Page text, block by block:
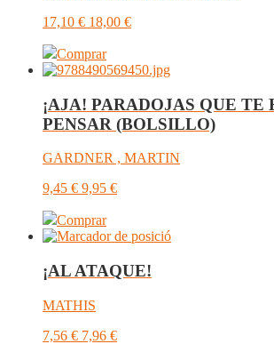
17,10 € 18,00 €
Comprar
¡AJA! PARADOJAS QUE TE
PENSAR (BOLSILLO)
GARDNER , MARTIN
9,45 € 9,95 €
Comprar
¡AL ATAQUE!
MATHIS
7,56 € 7,96 €